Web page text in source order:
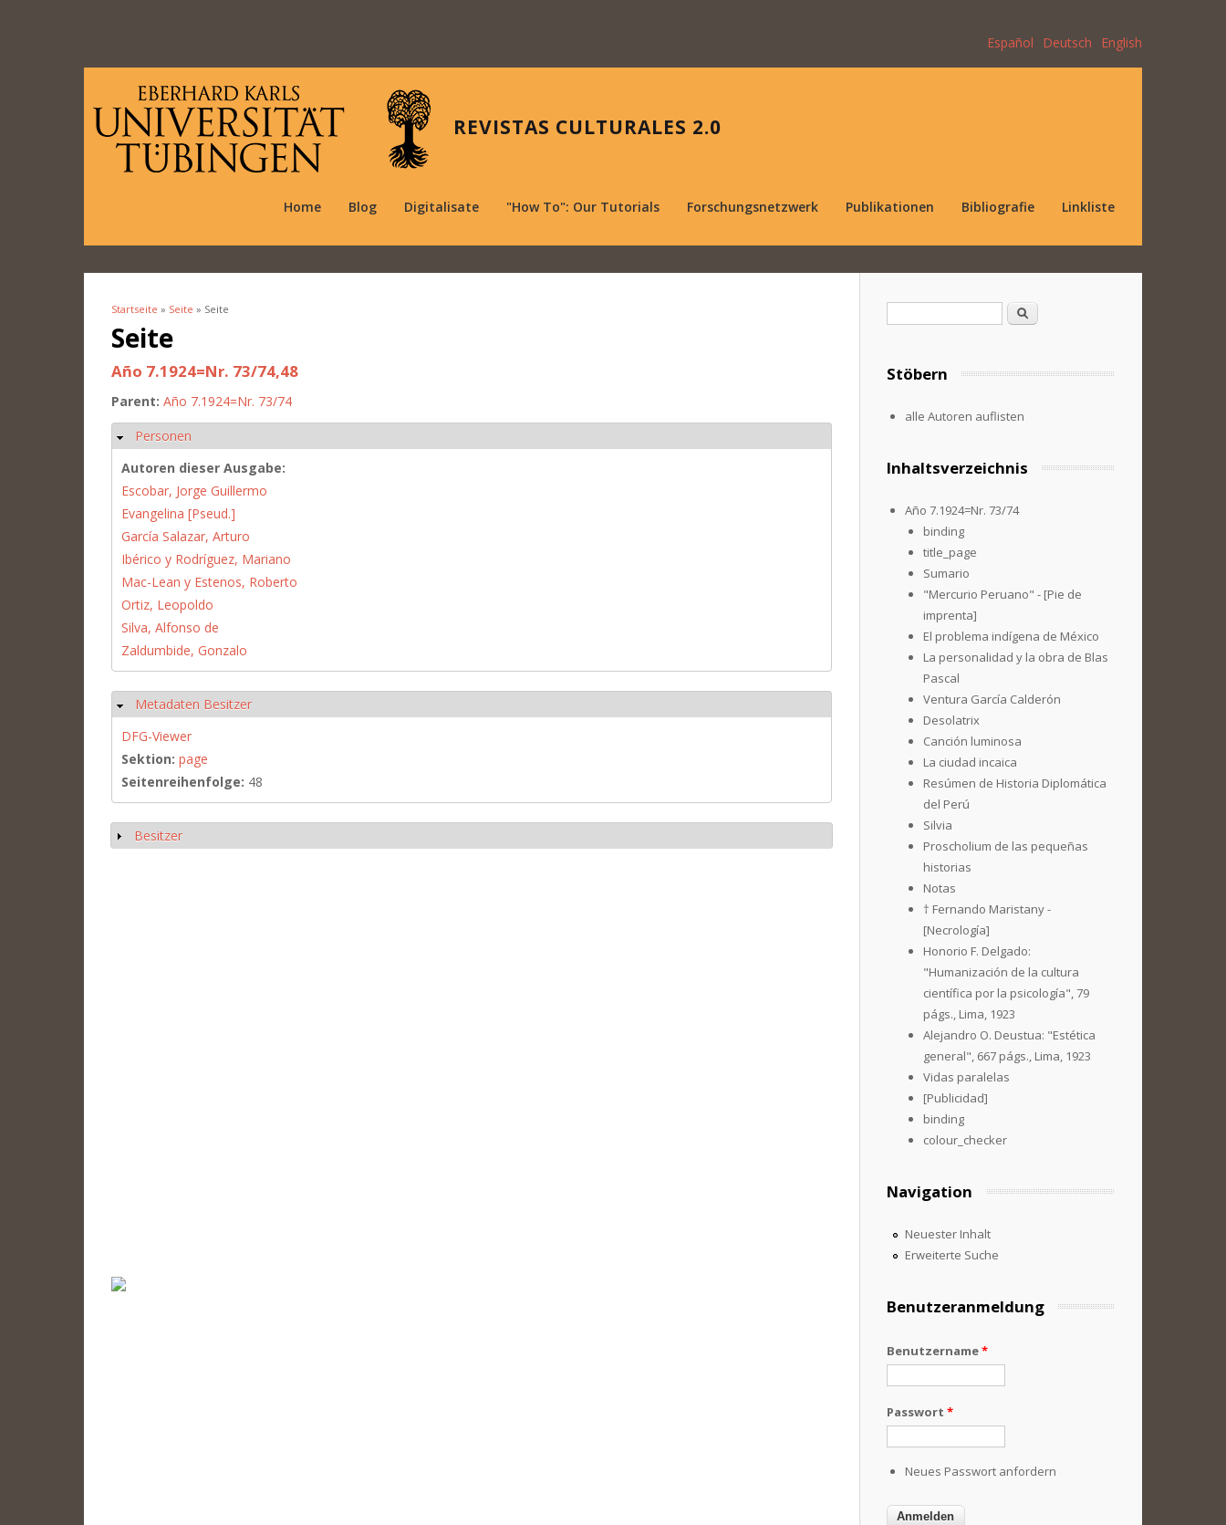
Español Deutsch English
REVISTAS CULTURALES 2.0
Home Blog Digitalisate "How To": Our Tutorials Forschungsnetzwerk Publikationen Bibliografie Linkliste
Sie sind hier
Startseite » Seite » Seite
Seite
Año 7.1924=Nr. 73/74,48
Parent: Año 7.1924=Nr. 73/74
Ausblenden
Personen
Autoren dieser Ausgabe:
Escobar, Jorge Guillermo
Evangelina [Pseud.]
García Salazar, Arturo
Ibérico y Rodríguez, Mariano
Mac-Lean y Estenos, Roberto
Ortiz, Leopoldo
Silva, Alfonso de
Zaldumbide, Gonzalo
Ausblenden
Metadaten Besitzer
DFG-Viewer
Sektion: page
Seitenreihenfolge: 48
Anzeigen
Besitzer
Suche
Stöbern
alle Autoren auflisten
Inhaltsverzeichnis
Año 7.1924=Nr. 73/74
binding
title_page
Sumario
"Mercurio Peruano" - [Pie de
imprenta]
El problema indígena de México
La personalidad y la obra de Blas
Pascal
Ventura García Calderón
Desolatrix
Canción luminosa
La ciudad incaica
Resúmen de Historia Diplomática
del Perú
Silvia
Proscholium de las pequeñas
historias
Notas
† Fernando Maristany -
[Necrología]
Honorio F. Delgado:
"Humanización de la cultura
científica por la psicología", 79
págs., Lima, 1923
Alejandro O. Deustua: "Estética
general", 667 págs., Lima, 1923
Vidas paralelas
[Publicidad]
binding
colour_checker
Navigation
Neuester Inhalt
Erweiterte Suche
Benutzeranmeldung
Benutzername*
Passwort *
Neues Passwort anfordern